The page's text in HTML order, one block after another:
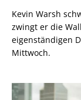
Kevin Warsh
zwingt er die Wall Street zum Rätselraten und zum
eigenständigen
Mittwoch.